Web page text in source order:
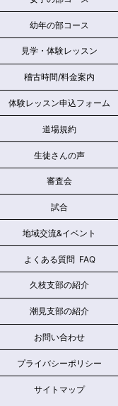
幼年の部コース
見学・体験レッスン
稽古時間/料金案内
体験レッスン申込フォーム
道場規約
生徒さんの声
審査会
試合
地域交流&イベント
よくある質問 FAQ
久枝支部の紹介
潮見支部の紹介
お問い合わせ
プライバシーポリシー
サイトマップ